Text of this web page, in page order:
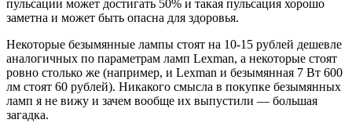
пульсации может достигать 50% и такая пульсация хорошо
заметна и может быть опасна для здоровья.
Некоторые безымянные лампы стоят на 10-15 рублей дешевле
аналогичных по параметрам ламп Lexman, а некоторые стоят
ровно столько же (например, и Lexman и безымянная 7 Вт 600
лм стоят 60 рублей). Никакого смысла в покупке безымянных
ламп я не вижу и зачем вообще их выпустили — большая
загадка.